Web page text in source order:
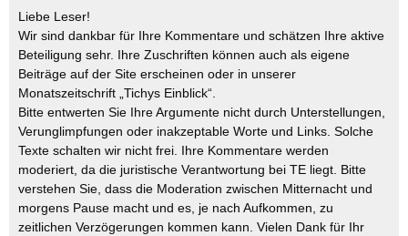
Liebe Leser!
Wir sind dankbar für Ihre Kommentare und schätzen Ihre aktive
Beteiligung sehr. Ihre Zuschriften können auch als eigene
Beiträge auf der Site erscheinen oder in unserer
Monatszeitschrift „Tichys Einblick“.
Bitte entwerten Sie Ihre Argumente nicht durch Unterstellungen,
Verunglimpfungen oder inakzeptable Worte und Links. Solche
Texte schalten wir nicht frei. Ihre Kommentare werden
moderiert, da die juristische Verantwortung bei TE liegt. Bitte
verstehen Sie, dass die Moderation zwischen Mitternacht und
morgens Pause macht und es, je nach Aufkommen, zu
zeitlichen Verzögerungen kommen kann. Vielen Dank für Ihr